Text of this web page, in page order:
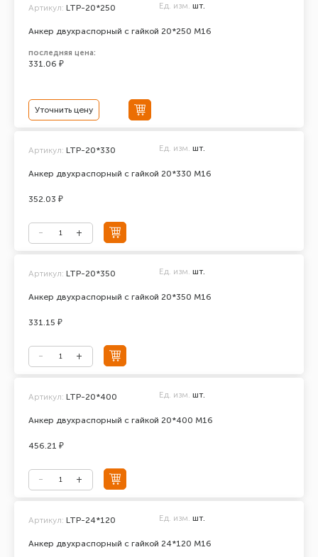
Анкер двухраспорный с гайкой 20*250 М16
Артикул: LTP-20*250 Ед. изм. шт.
последняя цена:
331.06 ₽
Уточнить цену
Анкер двухраспорный с гайкой 20*330 М16
Артикул: LTP-20*330 Ед. изм. шт.
352.03 ₽
Анкер двухраспорный с гайкой 20*350 М16
Артикул: LTP-20*350 Ед. изм. шт.
331.15 ₽
Анкер двухраспорный с гайкой 20*400 М16
Артикул: LTP-20*400 Ед. изм. шт.
456.21 ₽
Анкер двухраспорный с гайкой 24*120 М16
Артикул: LTP-24*120 Ед. изм. шт.